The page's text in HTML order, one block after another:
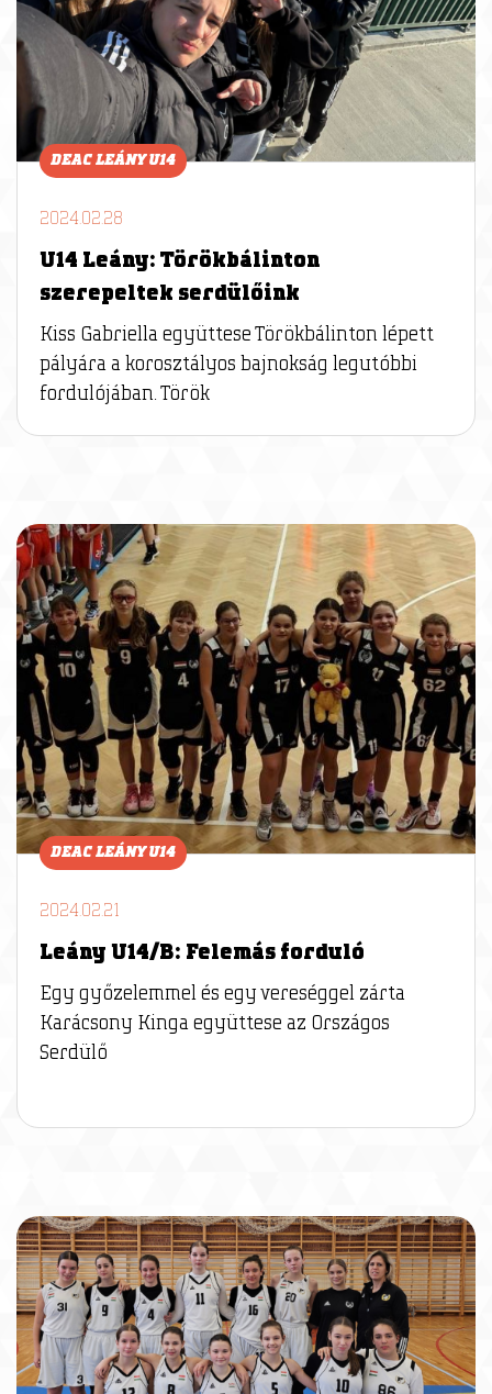
DEAC LEÁNY U14
2024.02.28
U14 Leány: Törökbálinton
szerepeltek serdülőink
Kiss Gabriella együttese Törökbálinton lépett
pályára a korosztályos bajnokság legutóbbi
fordulójában. Török
DEAC LEÁNY U14
2024.02.21
Leány U14/B: Felemás forduló
Egy győzelemmel és egy vereséggel zárta
Karácsony Kinga együttese az Országos
Serdülő